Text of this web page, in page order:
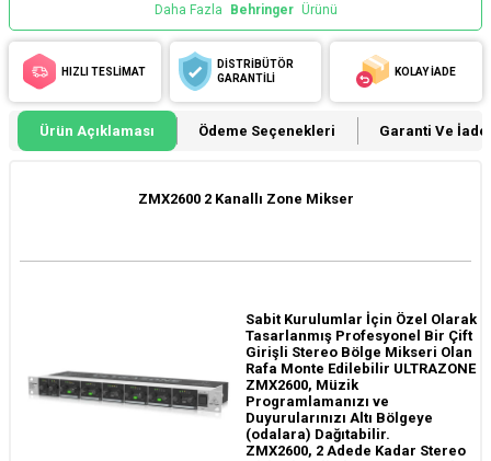
Daha Fazla Behringer Ürünü
HIZLI TESLİMAT
DİSTRİBÜTÖR
GARANTİLİ
KOLAY İADE
Ürün Açıklaması Ödeme Seçenekleri Garanti Ve İade
ZMX2600 2 Kanallı Zone Mikser
Sabit Kurulumlar İçin Özel Olarak
Tasarlanmış Profesyonel Bir Çift
Girişli Stereo Bölge Mikseri Olan
Rafa Monte Edilebilir ULTRAZONE
ZMX2600, Müzik
Programlamanızı ve
Duyurularınızı Altı Bölgeye
(odalara) Dağıtabilir.
ZMX2600, 2 Adede Kadar Stereo